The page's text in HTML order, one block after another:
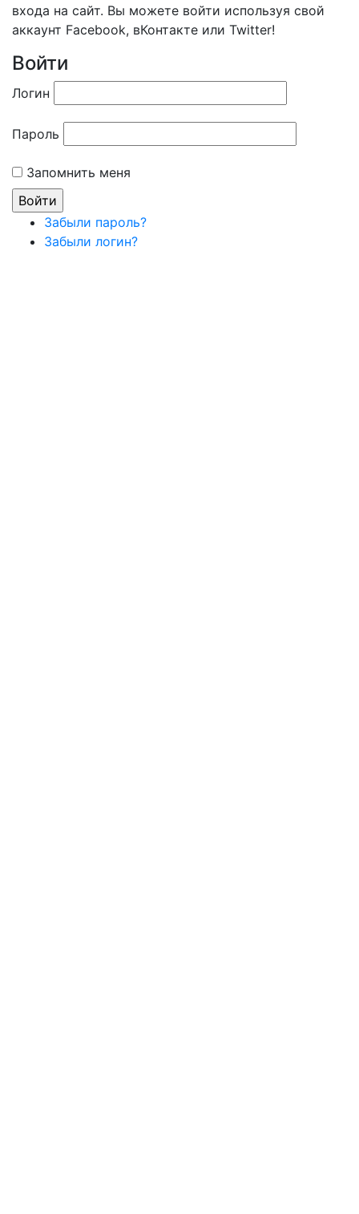
входа на сайт. Вы можете войти используя свой
аккаунт Facebook, вКонтакте или Twitter!
Войти
Логин
Пароль
Запомнить меня
Забыли пароль?
Забыли логин?